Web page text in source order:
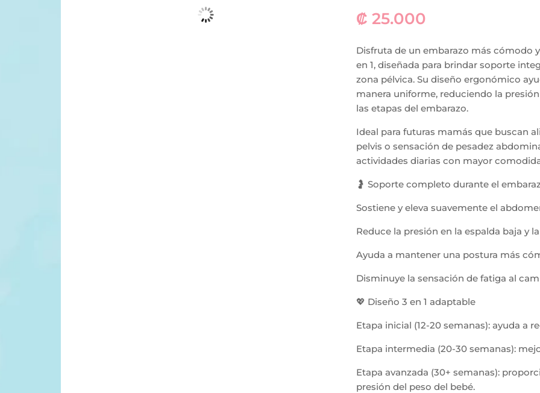
₡ 25.000
Disfruta de un embarazo más cómodo
en 1, diseñada para brindar soporte
zona pélvica. Su diseño ergonómico
manera uniforme, reduciendo la
las etapas del embarazo.
Ideal para futuras mamás que buscan
pelvis o sensación de pesadez
actividades diarias con mayor
🤰 Soporte completo durante el
Sostiene y eleva suavemente el
Reduce la presión en la espalda baja y
Ayuda a mantener una postura más
Disminuye la sensación de fatiga al
💖 Diseño 3 en 1 adaptable
Etapa inicial (12-20 semanas): ayuda a
Etapa intermedia (20-30 semanas):
Etapa avanzada (30+ semanas):
presión del peso del bebé.